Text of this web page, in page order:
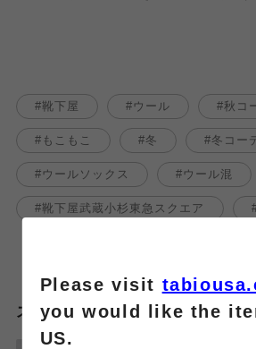
靴下屋 ウール 秋コ
もこもこ 冬 冬コー
ウールソックス ウール混
靴下屋武蔵小杉東急スクエア
スタッフのその他のブログはこち
Please visit
you would like the
US.